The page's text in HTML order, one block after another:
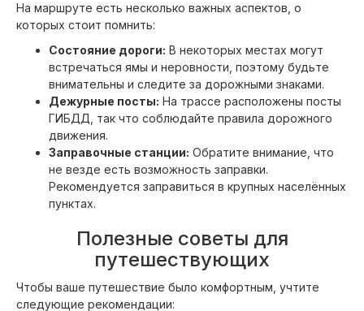
На маршруте есть несколько важных аспектов, о
которых стоит помнить:
Состояние дороги: В некоторых местах могут
встречаться ямы и неровности, поэтому будьте
внимательны и следите за дорожными знаками.
Дежурные посты: На трассе расположены посты
ГИБДД, так что соблюдайте правила дорожного
движения.
Заправочные станции: Обратите внимание, что
не везде есть возможность заправки.
Рекомендуется заправиться в крупных населённых
пунктах.
Полезные советы для
путешествующих
Чтобы ваше путешествие было комфортным, учтите
следующие рекомендации: